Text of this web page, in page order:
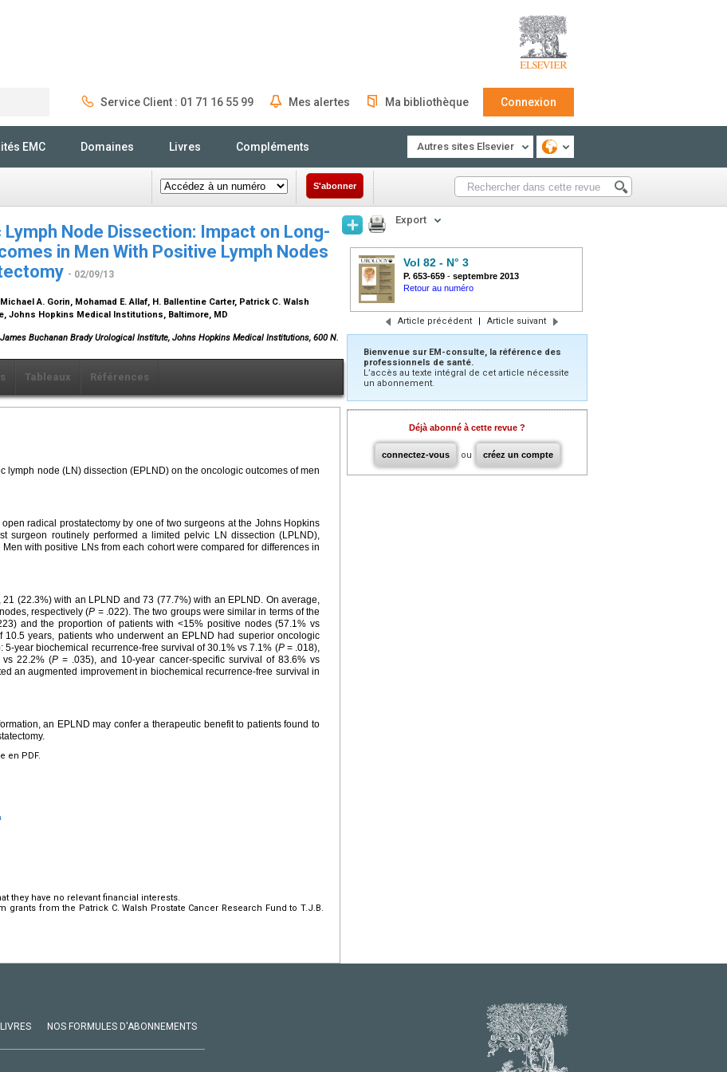
Service Client : 01 71 16 55 99 Mes alertes Ma bibliothèque Connexion
EMC Domaines Livres Compléments Autres sites Elsevier
S'abonner
Node Dissection: Impact on Long-
in Men With Positive Lymph Nodes
- 02/09/13
A. Gorin, Mohamad E. Allaf, H. Ballentine Carter, Patrick C. Walsh
Johns Hopkins Medical Institutions, Baltimore, MD
Buchanan Brady Urological Institute, Johns Hopkins Medical Institutions, 600 N.
Tableaux Références
lymph node (LN) dissection (EPLND) on the oncologic outcomes of men
radical prostatectomy by one of two surgeons at the Johns Hopkins
surgeon routinely performed a limited pelvic LN dissection (LPLND),
with positive LNs from each cohort were compared for differences in
(22.3%) with an LPLND and 73 (77.7%) with an EPLND. On average,
respectively (P = .022). The two groups were similar in terms of the
and the proportion of patients with <15% positive nodes (57.1% vs
10.5 years, patients who underwent an EPLND had superior oncologic
year biochemical recurrence-free survival of 30.1% vs 7.1% (P= .018),
vs 22.2% (P= .035), and 10-year cancer-specific survival of 83.6% vs
an augmented improvement in biochemical recurrence-free survival in
an EPLND may confer a therapeutic benefit to patients found to
en PDF.
they have no relevant financial interests.
grants from the Patrick C. Walsh Prostate Cancer Research Fund to T.J.B.
Export
Vol 82 - N° 3
P. 653-659 - septembre 2013
Retour au numéro
Article précédent | Article suivant
Bienvenue sur EM-consulte, la référence des
professionnels de santé.
L’accès au texte intégral de cet article nécessite
un abonnement.
Déjà abonné à cette revue ?
connectez-vous ou créez un compte
LIVRES NOS FORMULES D'ABONNEMENTS